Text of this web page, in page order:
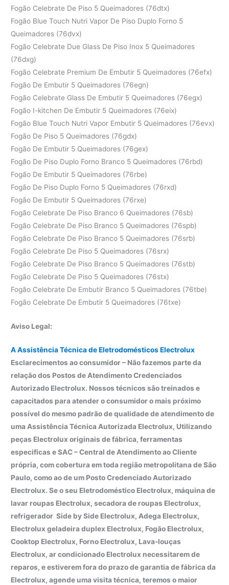
Fogão Celebrate De Piso 5 Queimadores (76dtx)
Fogão Blue Touch Nutri Vapor De Piso Duplo Forno 5
Queimadores (76dvx)
Fogão Celebrate Due Glass De Piso Inox 5 Queimadores
(76dxg)
Fogão Celebrate Premium De Embutir 5 Queimadores (76efx)
Fogão De Embutir 5 Queimadores (76egn)
Fogão Celebrate Glass De Embutir 5 Queimadores (76egx)
Fogão I-kitchen De Embutir 5 Queimadores (76eix)
Fogão Blue Touch Nutri Vapor Embutir 5 Queimadores (76evx)
Fogão De Piso 5 Queimadores (76gdx)
Fogão De Embutir 5 Queimadores (76gex)
Fogão De Piso Duplo Forno Branco 5 Queimadores (76rbd)
Fogão De Embutir 5 Queimadores (76rbe)
Fogão De Piso Duplo Forno 5 Queimadores (76rxd)
Fogão De Embutir 5 Queimadores (76rxe)
Fogão Celebrate De Piso Branco 6 Queimadores (76sb)
Fogão Celebrate De Piso Branco 5 Queimadores (76spb)
Fogão Celebrate De Piso Branco 5 Queimadores (76srb)
Fogão Celebrate De Piso 5 Queimadores (76srx)
Fogão Celebrate De Piso Branco 5 Queimadores (76stb)
Fogão Celebrate De Piso 5 Queimadores (76stx)
Fogão Celebrate De Embutir Branco 5 Queimadores (76tbe)
Fogão Celebrate De Embutir 5 Queimadores (76txe)
Aviso Legal:
A Assistência Técnica de Eletrodomésticos Electrolux
Esclarecimentos ao consumidor – Não fazemos parte da
relação dos Postos de Atendimento Credenciados
Autorizado Electrolux. Nossos técnicos são treinados e
capacitados para atender o consumidor o mais próximo
possível do mesmo padrão de qualidade de atendimento de
uma Assistência Técnica Autorizada Electrolux, Utilizando
peças Electrolux originais de fábrica, ferramentas
especificas e SAC – Central de Atendimento ao Cliente
própria, com cobertura em toda região metropolitana de São
Paulo, como ao de um Posto Credenciado Autorizado
Electrolux. Se o seu Eletrodoméstico Electrolux, máquina de
lavar roupas Electrolux, secadora de roupas Electrolux,
refrigerador Side by Side Electrolux, Adega Electrolux,
Electrolux geladeira duplex Electrolux, Fogão Electrolux,
Cooktop Electrolux, Forno Electrolux, Lava-louças
Electrolux, ar condicionado Electrolux necessitarem de
reparos, e estiverem fora do prazo de garantia de fábrica da
Electrolux, agende uma visita técnica, teremos o maior